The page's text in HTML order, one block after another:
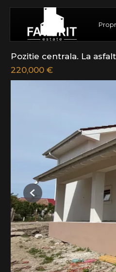
Pozitie centrala. La
220,000 €
Previous